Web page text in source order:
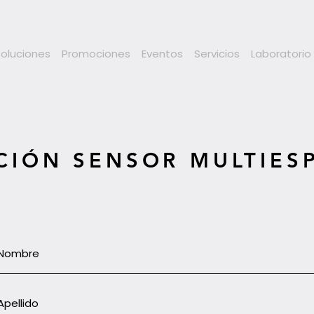
Promociones Eventos Servicios Laboratorio
SENSOR